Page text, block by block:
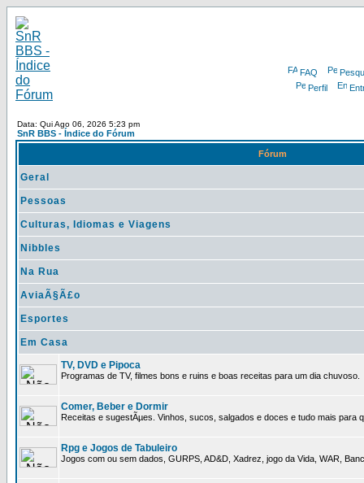
FAQ
Perfil
Data: Qui Ago 06, 2026 5:23 pm
SnR BBS - Índice do Fórum
Fórum
Geral
Pessoas
Culturas, Idiomas e Viagens
Nibbles
Na Rua
AviaÃ§Ã£o
Esportes
Em Casa
TV, DVD e Pipoca
Programas de TV, filmes bons e ruins e boas receitas para um dia chuvoso.
Comer, Beber e Dormir
Receitas e sugestÃµes. Vinhos, sucos, salgados e doces e tudo mais para
Rpg e Jogos de Tabuleiro
Jogos com ou sem dados, GURPS, AD&D, Xadrez, jogo da Vida, WAR,